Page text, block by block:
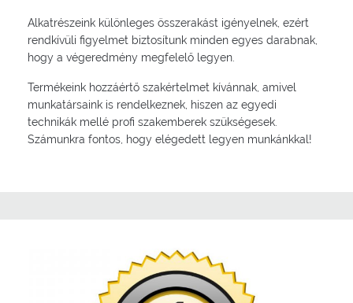
Alkatrészeink különleges összerakást igényelnek, ezért
rendkívüli figyelmet biztosítunk minden egyes darabnak,
hogy a végeredmény megfelelő legyen.
Termékeink hozzáértő szakértelmet kívánnak, amivel
munkatársaink is rendelkeznek, hiszen az egyedi
technikák mellé profi szakemberek szükségesek.
Számunkra fontos, hogy elégedett legyen munkánkkal!